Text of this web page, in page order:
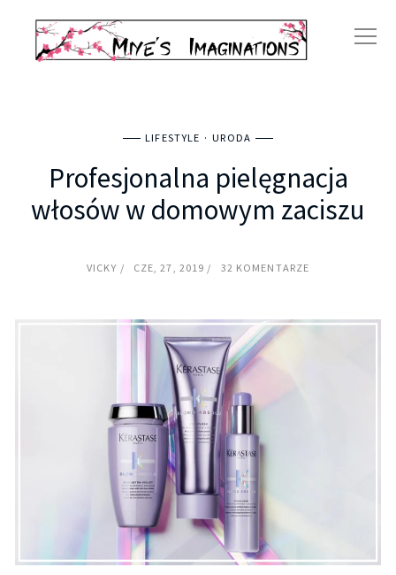
LIFESTYLE URODA
Profesjonalna pielęgnacja
włosów w domowym zaciszu
VICKY CZE, 27, 2019 32 KOMENTARZE